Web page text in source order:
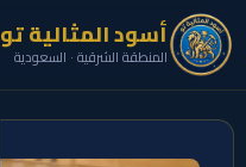
أسود المثالية تو
المنطقة الشرقية · السعودية